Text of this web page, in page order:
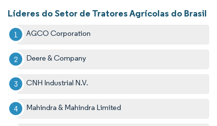
Líderes do Setor de Tratores Agrícolas do Brasil
AGCO Corporation
Deere & Company
CNH Industrial N.V.
Mahindra & Mahindra Limited